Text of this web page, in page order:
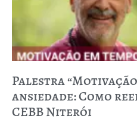
Palestra “Motivação
ansiedade: Como
CEBB Niterói